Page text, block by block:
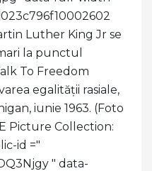
Luther King Jr se
la punctul
To Freedom
egalității rasiale,
iunie 1963. (Foto
Picture Collection:
id ="
" data-